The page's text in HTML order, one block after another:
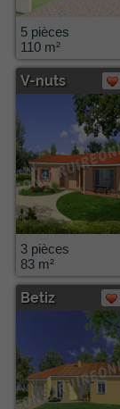
5 pièces
110 m²
V-nuts
3 pièces
83 m²
Betiz